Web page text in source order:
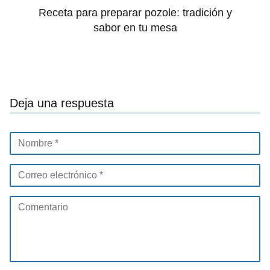
Receta para preparar pozole: tradición y
sabor en tu mesa
Deja una respuesta